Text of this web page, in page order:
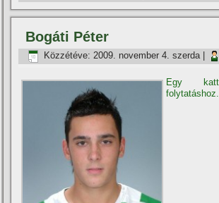
Bogáti Péter
Közzétéve: 2009. november 4. szerda|
Egy